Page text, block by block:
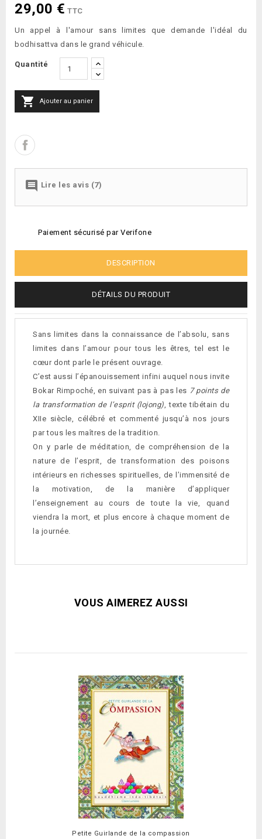
29,00 € TTC
Un appel à l'amour sans limites que demande l'idéal du
bodhisattva dans le grand véhicule.
Quantité
 Ajouter au panier
 Lire les avis (7)
Paiement sécurisé par Verifone
DESCRIPTION
DÉTAILS DU PRODUIT
Sans limites dans la connaissance de l’absolu, sans
limites dans l’amour pour tous les êtres, tel est le
cœur dont parle le présent ouvrage.
C’est aussi l’épanouissement infini auquel nous invite
Bokar Rimpoché, en suivant pas à pas les 7 points de
la transformation de l’esprit (lojong), texte tibétain du
XIIe siècle, célébré et commenté jusqu’à nos jours
par tous les maîtres de la tradition.
On y parle de méditation, de compréhension de la
nature de l’esprit, de transformation des poisons
intérieurs en richesses spirituelles, de l’immensité de
la motivation, de la manière d’appliquer
l’enseignement au cours de toute la vie, quand
viendra la mort, et plus encore à chaque moment de
la journée.
VOUS AIMEREZ AUSSI
Petite Guirlande de la compassion